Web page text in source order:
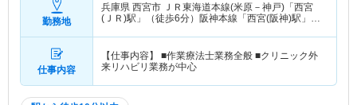
勤務地
兵庫県 西宮市 ＪＲ東海道本線(米原－神戸)「西宮
(ＪＲ)駅」（徒歩6分）阪神本線「西宮(阪神)駅」
仕事内容
【仕事内容】 ■作業療法士業務全般 ■クリニック外
来リハビリ業務が中心